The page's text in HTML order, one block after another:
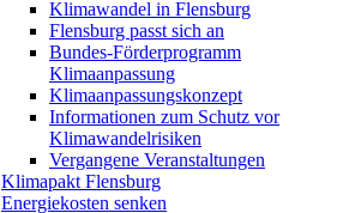
Klimawandel in Flensburg
Flensburg passt sich an
Bundes-Förderprogramm
Klimaanpassung
Klimaanpassungskonzept
Informationen zum Schutz vor
Klimawandelrisiken
Vergangene Veranstaltungen
Klimapakt Flensburg
Energiekosten senken